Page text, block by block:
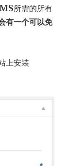
所需的所有
有一个可以免
上安装